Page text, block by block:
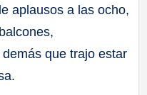
aplausos a las ocho,
que trajo estar